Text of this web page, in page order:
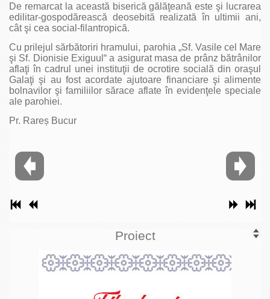
De remarcat la această biserică gălăţeană este şi lucrarea
edilitar-gospodărească deosebită realizată în ultimii ani,
cât şi cea social-filantropică.
Cu prilejul sărbătoriri hramului, parohia „Sf. Vasile cel Mare
şi Sf. Dionisie Exiguul“ a asigurat masa de prânz bătrânilor
aflaţi în cadrul unei instituţii de ocrotire socială din oraşul
Galaţi şi au fost acordate ajutoare financiare şi alimente
bolnavilor şi familiilor sărace aflate în evidenţele speciale
ale parohiei.
Pr. Rareș Bucur
Proiect